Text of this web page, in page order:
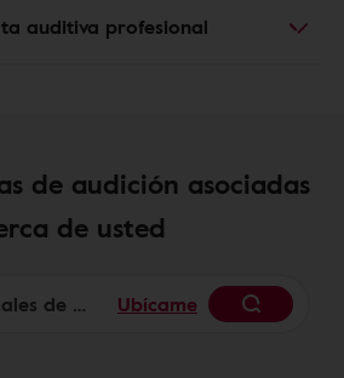
auditiva profesional
de audición asociadas
de usted
Ubícame